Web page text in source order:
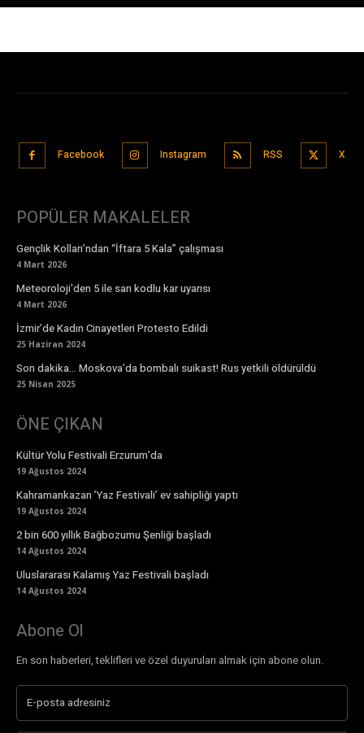
Facebook Instagram RSS X
POPÜLER MAKALELER
Gençlik Kolları’ndan “İftara 5 Kala” çalışması
4 Mart 2026
Meteoroloji'den 5 ile sarı kodlu kar uyarısı
4 Mart 2026
İzmir’de Kadın Cinayetleri Protesto Edildi
25 Haziran 2024
Son dakika… Moskova’da bombalı suikast! Rus yetkili öldürüldü
25 Nisan 2025
ÖNE ÇIKAN
Kültür Yolu Festivali Erzurum’da
19 Ağustos 2024
Kahramankazan ’Yaz Festivali’ ev sahipliği yaptı
19 Ağustos 2024
2 bin 600 yıllık Bağbozumu Şenliği başladı
14 Ağustos 2024
Uluslararası Kalamış Yaz Festivali başladı
14 Ağustos 2024
Abone Ol
En son haberleri, teklifleri ve özel duyuruları almak için abone olun.